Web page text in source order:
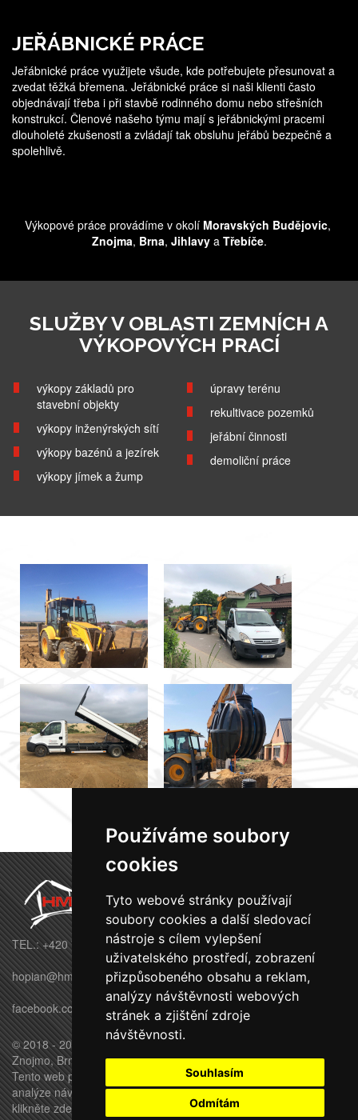
Používáme soubory
cookies
Tyto webové stránky používají
soubory cookies a další sledovací
nástroje s cílem vylepšení
uživatelského prostředí, zobrazení
přizpůsobeného obsahu a reklam,
analýzy návštěvnosti webových
stránek a zjištění zdroje
návštěvnosti.
Souhlasím
Odmítám
JEŘÁBNICKÉ PRÁCE
Jeřábnické práce využijete všude, kde potřebujete přesunovat a
zvedat těžká břemena. Jeřábnické práce si naši klienti často
objednávají třeba i při stavbě rodinného domu nebo střešních
konstrukcí. Členové našeho týmu mají s jeřábnickými pracemi
dlouholeté zkušenosti a zvládají tak obsluhu jeřábů bezpečně a
spolehlivě.
Výkopové práce provádíme v okolí Moravských Budějovic,
Znojma, Brna, Jihlavya Třebíče.
SLUŽBY V OBLASTI ZEMNÍCH A
VÝKOPOVÝCH PRACÍ
výkopy základů pro
stavební objekty
výkopy inženýrských sítí
výkopy bazénů a jezírek
výkopy jímek a žump
úpravy terénu
rekultivace pozemků
jeřábní činnosti
demoliční práce
TEL.: +420 770 695 569
hopian@hmbuilding.cz
facebook.com/HMbuildingstavby
© 2018 - 2026 HM BUILDING s.r.o. - Moravské Budějovice,
Znojmo, Brno, Třebíč, Jihlava
Tento web používá k poskytování služeb, personalizaci reklam a
analýze návštěvnosti soubory cookie.Pro úpravu převolby
klikněte zde.